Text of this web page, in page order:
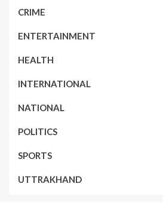
CRIME
ENTERTAINMENT
HEALTH
INTERNATIONAL
NATIONAL
POLITICS
SPORTS
UTTRAKHAND